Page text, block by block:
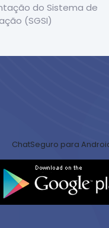
do Sistema de
(SGSI)
ChatSeguro para